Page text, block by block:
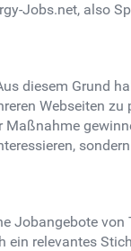
Jobs.net, also
diesem Grund
Webseiten zu
Jobangebote von
ein relevantes